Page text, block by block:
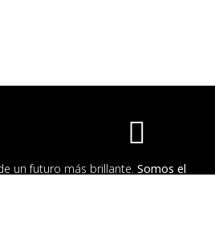
un futuro más brillante. Somos el